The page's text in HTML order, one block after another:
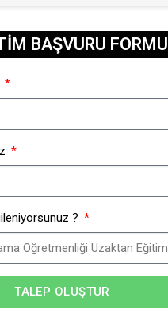
BAŞVURU FORMU​
?
TALEP OLUŞTUR